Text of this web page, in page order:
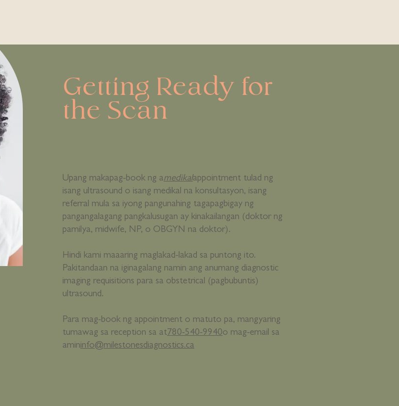
Getting Ready for
the Scan
Upang makapag-book ng amedikalappointment tulad ng
isang ultrasound o isang medikal na konsultasyon, isang
referral mula sa iyong pangunahing tagapagbigay ng
pangangalagang pangkalusugan ay kinakailangan (doktor ng
pamilya, midwife, NP, o OBGYN na doktor).
Hindi kami maaaring maglakad-lakad sa puntong ito.
Pakitandaan na iginagalang namin ang anumang diagnostic
imaging requisitions para sa obstetrical (pagbubuntis)
ultrasound.
Para mag-book ng appointment o matuto pa, mangyaring
tumawag sa reception sa at780-540-9940o mag-email sa
amininfo@milestonesdiagnostics.ca